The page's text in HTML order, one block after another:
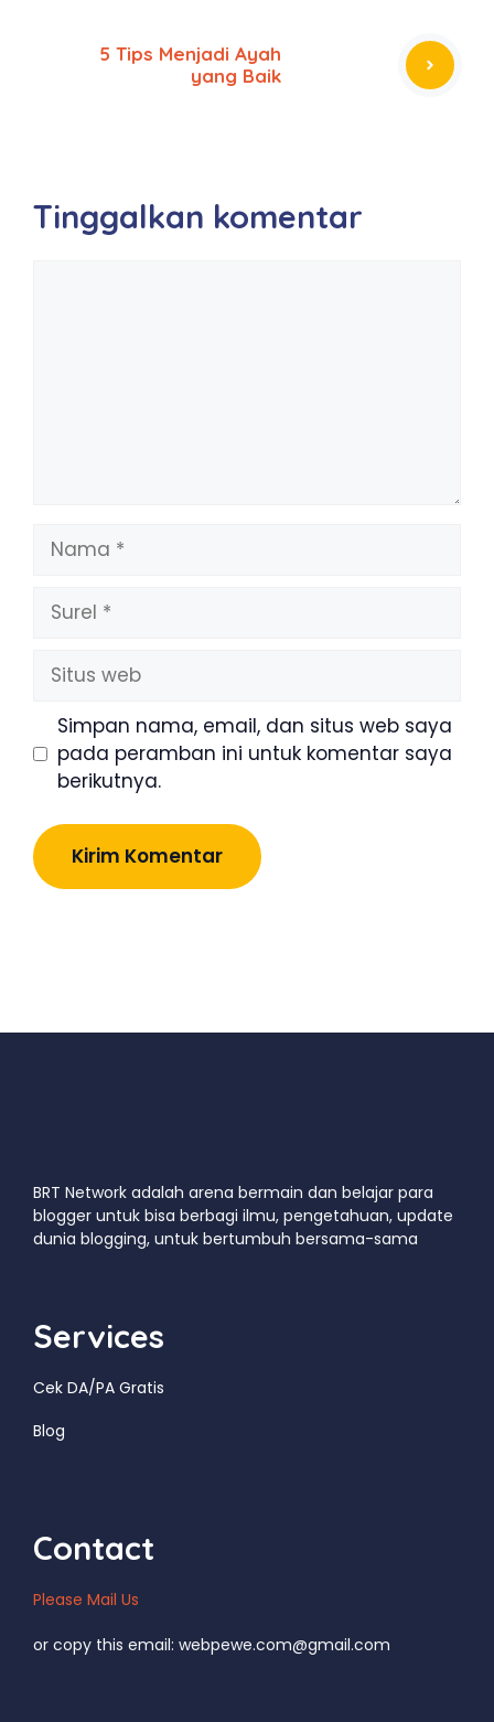
5 Tips Menjadi Ayah
yang Baik
Tinggalkan komentar
Nama
Surel
Situs
web
Simpan nama, email, dan situs web saya
pada peramban ini untuk komentar saya
berikutnya.
BRT Network adalah arena bermain dan belajar para
blogger untuk bisa berbagi ilmu, pengetahuan, update
dunia blogging, untuk bertumbuh bersama-sama
Services
Cek DA/PA Gratis
Blog
Contact
Please Mail Us
or copy this email: webpewe.com@gmail.com